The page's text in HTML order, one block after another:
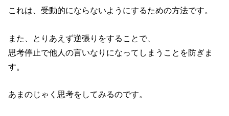
これは、受動的にならないようにするための方法です。
また、とりあえず逆張りをすることで、
思考停止で他人の言いなりになってしまうことを防ぎま
す。
あまのじゃく思考をしてみるのです。